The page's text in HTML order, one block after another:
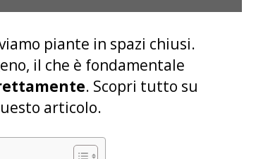
piante in spazi chiusi.
il che è fondamentale
. Scopri tutto su
articolo.